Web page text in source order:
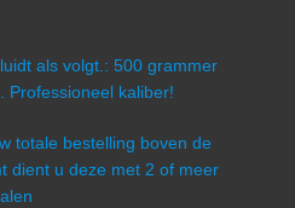
als volgt.: 500 grammer
Professioneel kaliber!
totale bestelling boven de
dient u deze met 2 of meer